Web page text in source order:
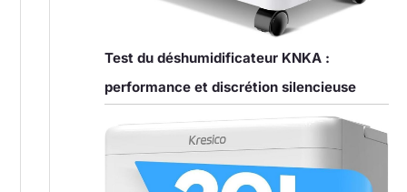
Test du déshumidificateur KNKA :
performance et discrétion silencieuse